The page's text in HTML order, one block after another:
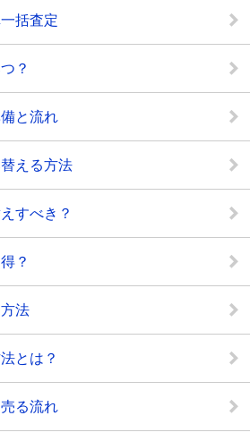
括査定
？
と流れ
える方法
すべき？
？
法
とは？
る流れ